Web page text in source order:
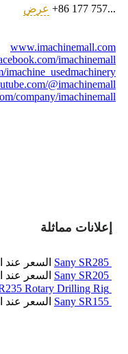
+86 177 757... عرض
www.imachinemall.com
imachinemall/
imachine_usedmachinery
@imachinemall
company/imachinemall/
إعلانات مماثلة
Sany SR285 السعر عند
Sany SR205 السعر عند
Rotary Drilling Rig
Sany SR155 السعر عند